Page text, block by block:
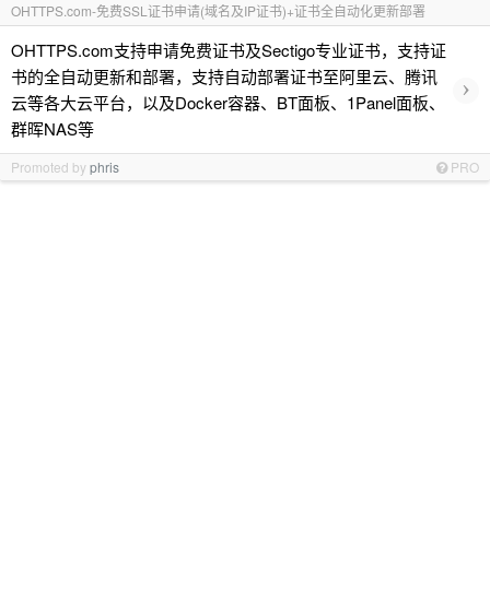
OHTTPS.com-免费SSL证书申请(域名及IP证书)+证书全自动化更新部署
OHTTPS.com支持申请免费证书及Sectigo专业证书，支持证
书的全自动更新和部署，支持自动部署证书至阿里云、腾讯
云等各大云平台，以及Docker容器、BT面板、1Panel面板、
群晖NAS等
›
Promoted byphris PRO